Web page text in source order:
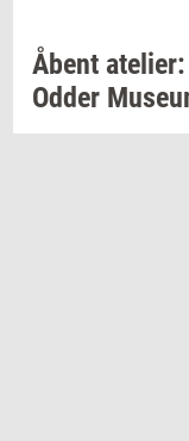
Åbent ate­li­er:
Odder